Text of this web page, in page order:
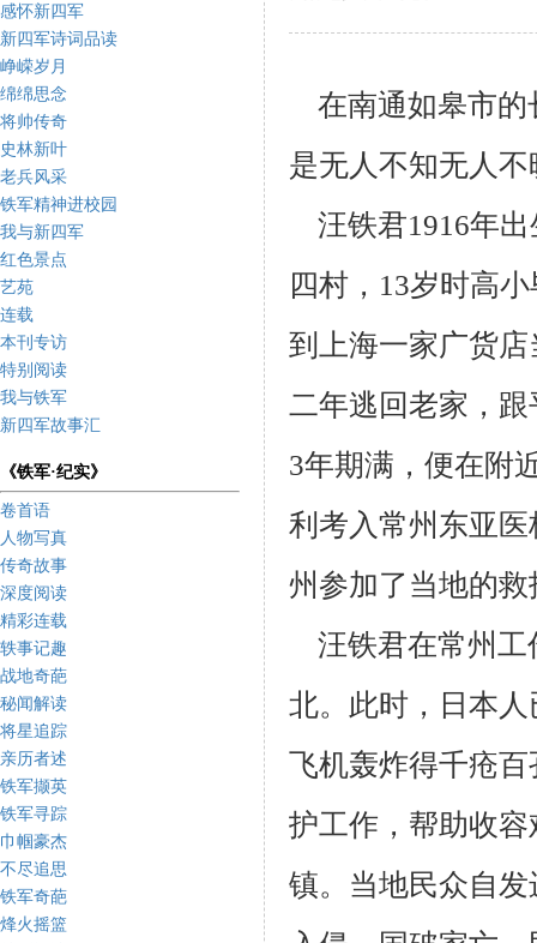
感怀新四军
新四军诗词品读
峥嵘岁月
绵绵思念
将帅传奇
史林新叶
老兵风采
铁军精神进校园
我与新四军
红色景点
艺苑
连载
本刊专访
特别阅读
我与铁军
新四军故事汇
《铁军·纪实》
卷首语
人物写真
传奇故事
深度阅读
精彩连载
轶事记趣
战地奇葩
秘闻解读
将星追踪
亲历者述
铁军撷英
铁军寻踪
巾帼豪杰
不尽追思
铁军奇葩
烽火摇篮
在南通如皋市的
是无人不知无人不
汪铁君1916年出
四村，13岁时高
到上海一家广货
二年逃回老家， 跟
3年期满，便在附
利考入常州东亚
州参加了当地的
汪铁君在常州工
北。此时，日本
飞机轰炸得千疮
护工作，帮助收容
镇。 当地民众自